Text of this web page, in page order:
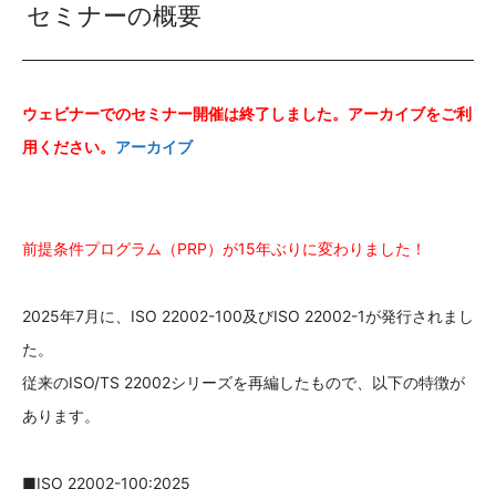
セミナーの概要
ウェビナーでのセミナー開催は終了しました。アーカイブをご利
用ください。 アーカイブ
前提条件プログラム（PRP）が15年ぶりに変わりました！
2025年7月に、ISO 22002-100及びISO 22002-1が発行されまし
た。
従来のISO/TS 22002シリーズを再編したもので、以下の特徴が
あります。
■ISO 22002-100:2025